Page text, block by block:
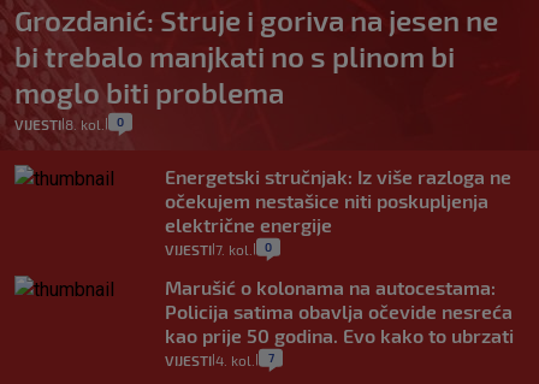
Grozdanić: Struje i goriva na jesen ne
bi trebalo manjkati no s plinom bi
moglo biti problema
VIJESTI| 8. kol. 0
Energetski stručnjak: Iz više razloga ne
očekujem nestašice niti poskupljenja
električne energije
VIJESTI 7. kol. 0
Marušić o kolonama na autocestama:
Policija satima obavlja očevide nesreća
kao prije 50 godina. Evo kako to ubrzati
VIJESTI 4. kol. 7